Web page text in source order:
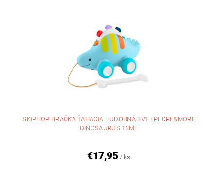
SKIPHOP HRAČKA ŤAHACIA HUDOBNÁ 3V1 EPLORE&MORE
DINOSAURUS 12M+
€17,95 / ks